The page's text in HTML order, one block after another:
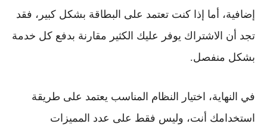
إضافية، أما إذا كنت تعتمد على البطاقة بشكل كبير، فقد
تجد أن الاشتراك يوفر عليك الكثير مقارنة بدفع كل خدمة
بشكل منفصل.
في النهاية، اختيار النظام المناسب يعتمد على طريقة
استخدامك أنت، وليس فقط على عدد المميزات